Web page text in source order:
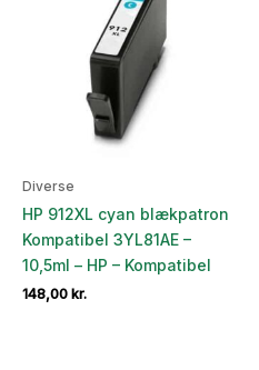
Diverse
HP 912XL cyan blækpatron
Kompatibel 3YL81AE –
10,5ml – HP – Kompatibel
148,00 kr.